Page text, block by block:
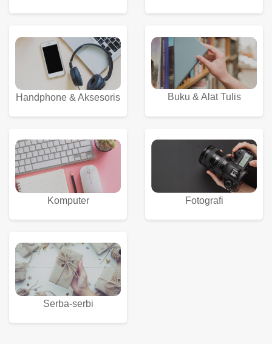
Handphone & Aksesoris Buku & Alat Tulis
Komputer Fotografi
Serba-serbi